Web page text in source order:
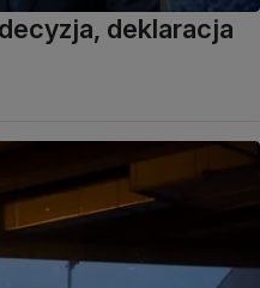
deklaracja